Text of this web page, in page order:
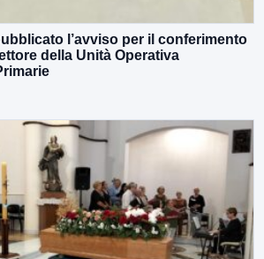
l’avviso per il conferimento
della Unità Operativa